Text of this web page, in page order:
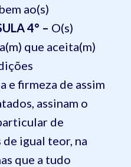
ao(s)
4° – O(s)
que aceita(m)
e firmeza de assim
assinam o
de
de igual teor, na
que a tudo